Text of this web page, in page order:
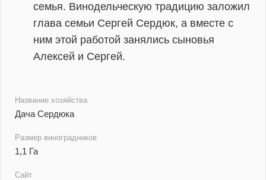
семья. Винодельческую традицию заложил
глава семьи Сергей Сердюк, а вместе с
ним этой работой занялись сыновья
Алексей и Сергей.
Название хозяйства
Дача Сердюка
Размер виноградников
1,1 Га
Сайт